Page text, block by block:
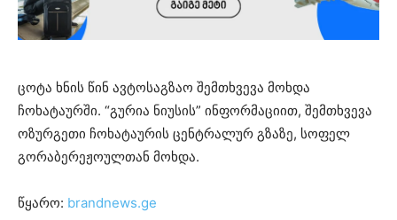
ცოტა ხნის წინ ავტოსაგზაო შემთხვევა მოხდა
ჩოხატაურში. “გურია ნიუსის” ინფორმაციით, შემთხვევა
ოზურგეთი ჩოხატაურის ცენტრალურ გზაზე, სოფელ
გორაბერეჟოულთან მოხდა.
წყარო: brandnews.ge